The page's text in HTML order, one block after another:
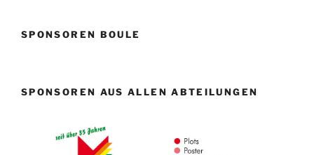
SPONSOREN BOULE
SPONSOREN AUS ALLEN ABTEILUNGEN